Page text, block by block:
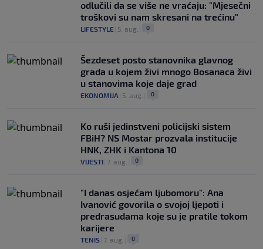
odlučili da se više ne vraćaju: "Mjesečni
troškovi su nam skresani na trećinu"
LIFESTYLE 5. aug. 0
Šezdeset posto stanovnika glavnog
grada u kojem živi mnogo Bosanaca živi
u stanovima koje daje grad
EKONOMIJA 5. aug. 0
Ko ruši jedinstveni policijski sistem
FBiH? NS Mostar prozvala institucije
HNK, ZHK i Kantona 10
VIJESTI 7. aug. 0
"I danas osjećam ljubomoru": Ana
Ivanović govorila o svojoj ljepoti i
predrasudama koje su je pratile tokom
karijere
TENIS 7. aug. 0